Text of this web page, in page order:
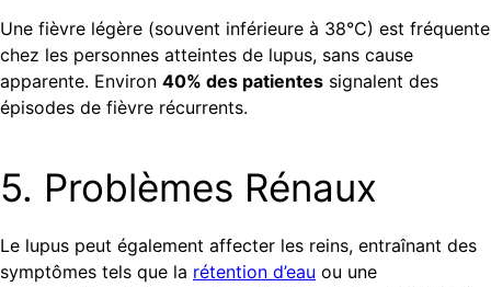
Une fièvre légère (souvent inférieure à 38°C) est fréquente
chez les personnes atteintes de lupus, sans cause
apparente. Environ 40% des patientes signalent des
épisodes de fièvre récurrents.
5. Problèmes Rénaux
Le lupus peut également affecter les reins, entraînant des
symptômes tels que la rétention d’eau ou une